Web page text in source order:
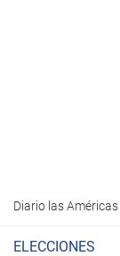
Diario las Américas
ELECCIONES